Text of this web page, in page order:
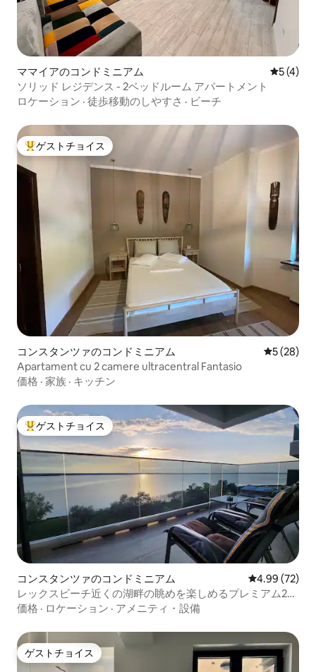
ママイアのコンドミニアム レビュー
5 (4)
ソリッド レジデンス - 2ベッドルーム アパートメント
ロケーション · 徒歩移動のしやすさ · ビーチ
大好評のゲストチョイスです。
ゲストチョイス
コンスタンツァのコンドミニアム レビュー
5 (28)
Apartament cu 2 camere ultracentral Fantasio
価格 · 家族 · キッチン
大好評のゲストチョイスです。
ゲストチョイス
コンスタンツァのコンドミニアム レビュー72
4.99 (72)
レックスビーチ近くの湖畔の眺めを楽しめるプレミアム2部
屋アパート
価格 · ロケーション · アメニティ・設備
ゲストチョイス
ゲストチョイス